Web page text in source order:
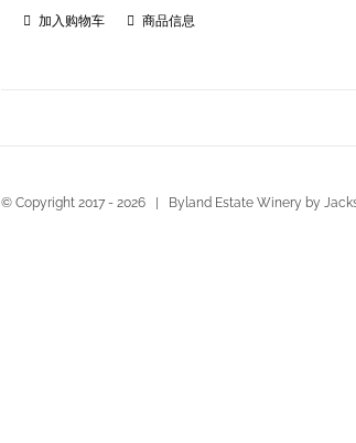
加入购物车 商品信息
© Copyright 2017 - 2026 | Byland Estate Winery by